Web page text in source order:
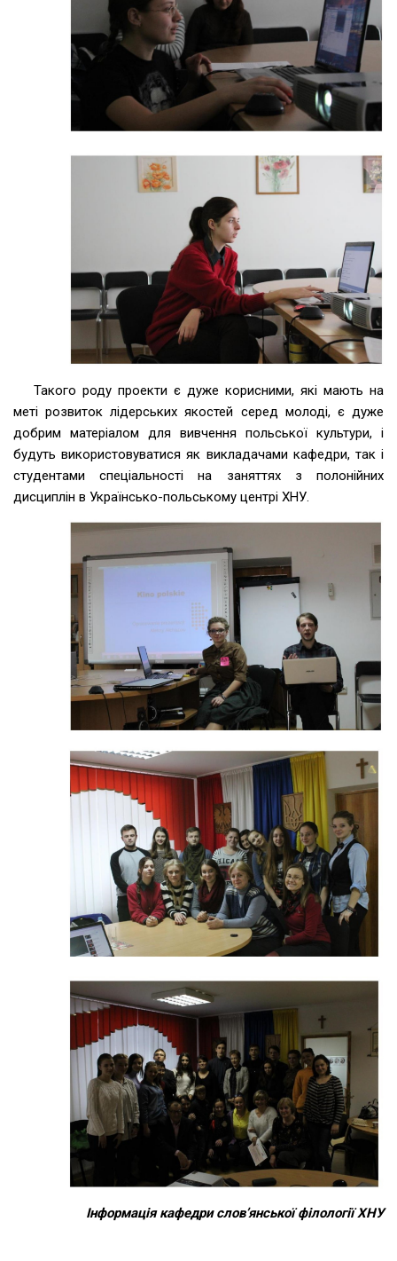
Такого роду проекти є дуже корисними, які мають на
меті розвиток лідерських якостей серед молоді, є дуже
добрим матеріалом для вивчення польської культури, і
будуть використовуватися як викладачами кафедри, так і
студентами спеціальності на заняттях з полонійних
дисциплін в Українсько-польському центрі ХНУ.
Інформація кафедри слов’янської філології ХНУ